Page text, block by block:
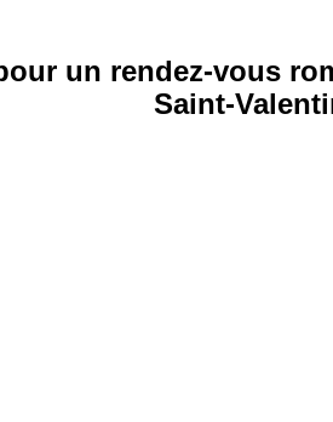
un rendez-vous
Saint-